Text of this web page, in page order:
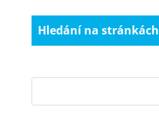
Hledání na stránkách